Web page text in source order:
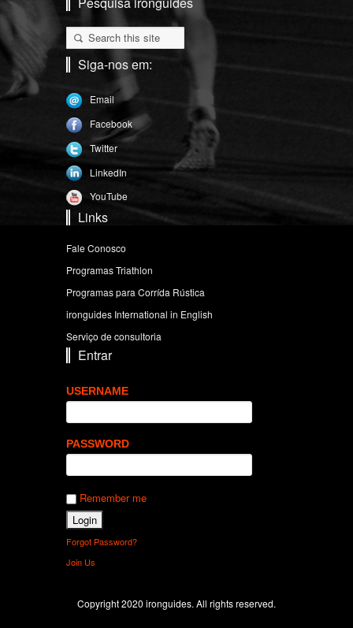
Siga-nos em:
Email
Facebook
Twitter
LinkedIn
YouTube
Links
Fale Conosco
Programas Triathlon
Programas para Corrída Rústica
ironguides International in English
Serviço de consultoria
Entrar
USERNAME
PASSWORD
Remember me
Forgot Password?
Join Us
Copyright 2020 ironguides. All rights reserved.